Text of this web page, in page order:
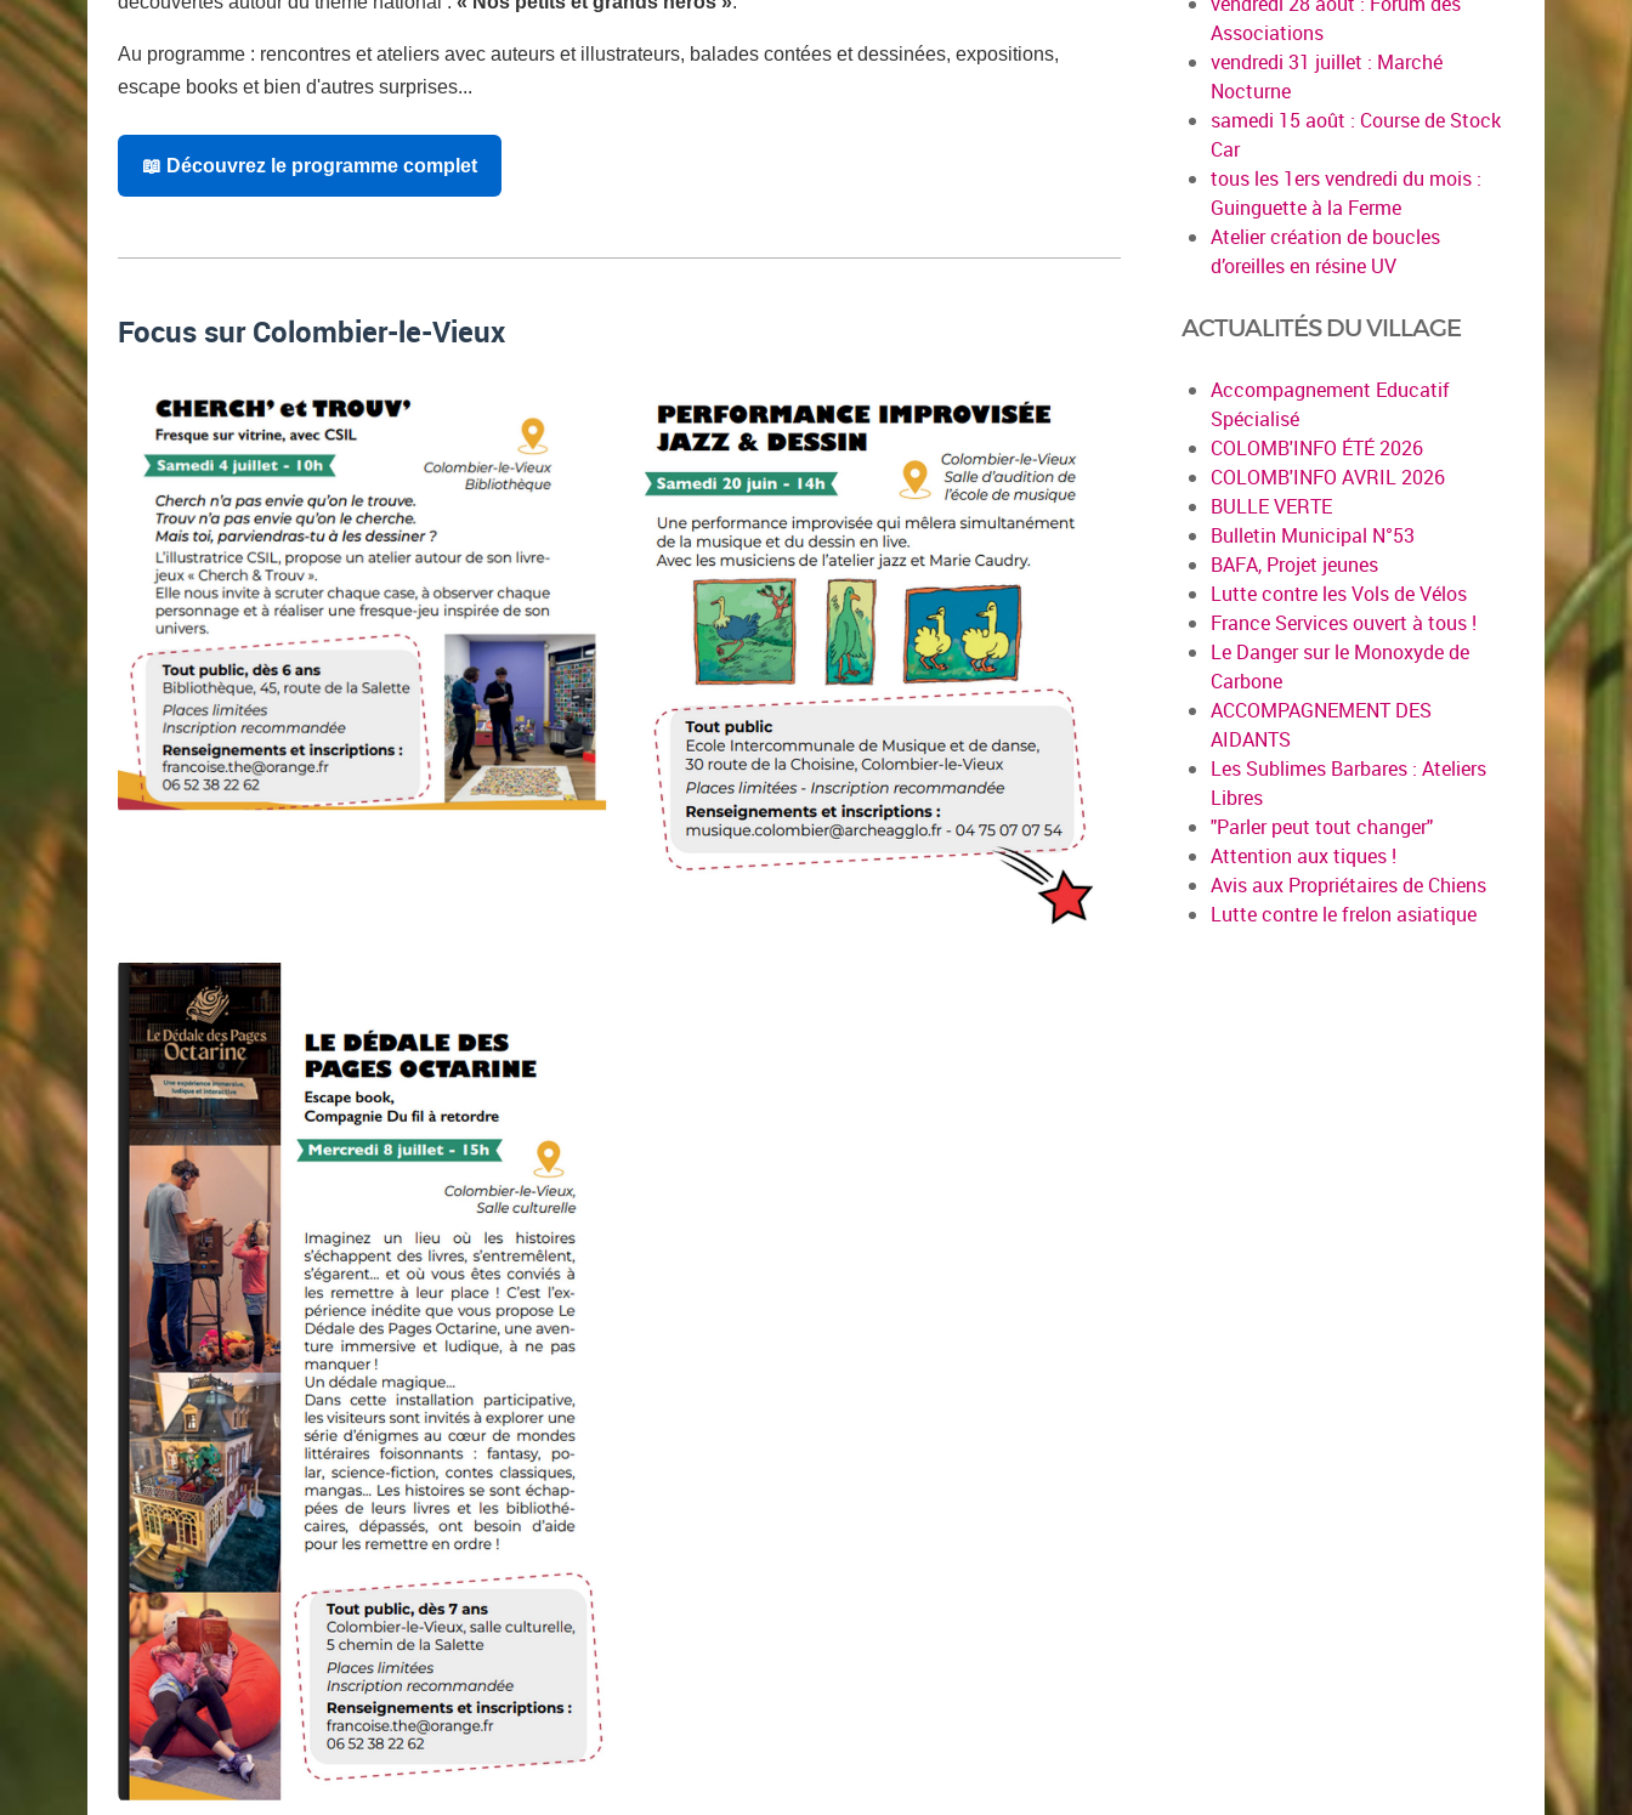
Au programme : rencontres et ateliers avec auteurs et illustrateurs, balades contées et dessinées, expositions,
escape books et bien d'autres surprises...
📖 Découvrez le programme complet
Focus sur Colombier-le-Vieux
Associations
vendredi 31 juillet : Marché
Nocturne
samedi 15 août : Course de Stock
Car
tous les 1ers vendredi du mois :
Guinguette à la Ferme
Atelier création de boucles
d’oreilles en résine UV
ACTUALITÉS DU VILLAGE
Accompagnement Educatif
Spécialisé
COLOMB'INFO ÉTÉ 2026
COLOMB'INFO AVRIL 2026
BULLE VERTE
Bulletin Municipal N°53
BAFA, Projet jeunes
Lutte contre les Vols de Vélos
France Services ouvert à tous !
Le Danger sur le Monoxyde de
Carbone
ACCOMPAGNEMENT DES
AIDANTS
Les Sublimes Barbares : Ateliers
Libres
"Parler peut tout changer"
Attention aux tiques !
Avis aux Propriétaires de Chiens
Lutte contre le frelon asiatique